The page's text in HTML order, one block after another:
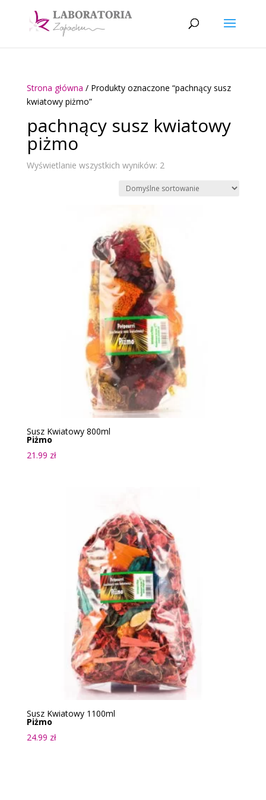
Strona główna / Produkty oznaczone “pachnący susz
kwiatowy piżmo”
pachnący susz kwiatowy
piżmo
Wyświetlanie wszystkich wyników: 2
Susz Kwiatowy 800ml
Piżmo
21.99 zł
Susz Kwiatowy 1100ml
Piżmo
24.99 zł